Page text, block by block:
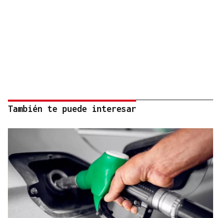
También te puede interesar